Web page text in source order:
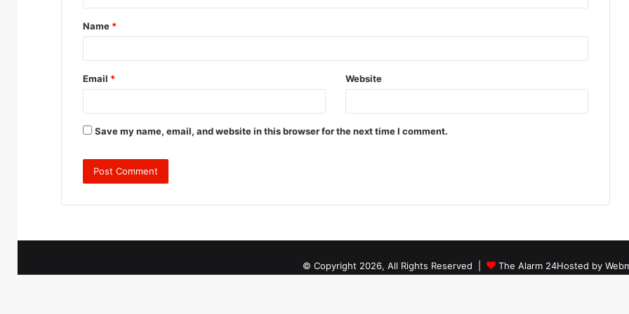
t
*
Name *
Email * Website
Save my name, email, and website in this browser for the next time I comment.
© Copyright 2026, All Rights Reserved | The Alarm 24Hosted by